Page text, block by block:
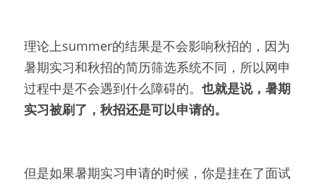
理论上summer的结果是不会影响秋招的，因为
暑期实习和秋招的简历筛选系统不同，所以网申
过程中是不会遇到什么障碍的。 也就是说，暑期
实习被刷了，秋招还是可以申请的。
但是如果暑期实习申请的时候，你是挂在了面试